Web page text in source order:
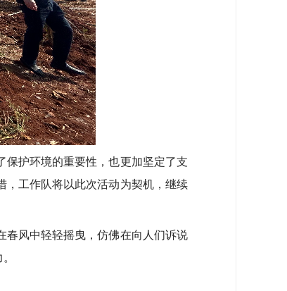
护环境的重要性，也更加坚定了支
，工作队将以此次活动为契机，继续
风中轻轻摇曳，仿佛在向人们诉说